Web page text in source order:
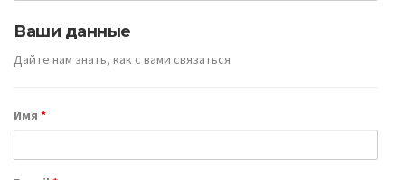
Ваши данные
Дайте нам знать, как с вами связаться
Имя *